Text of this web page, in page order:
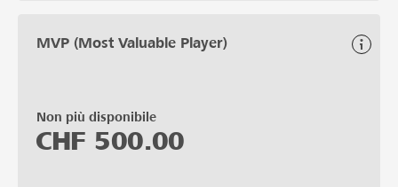
MVP (Most Valuable Player)
Non più disponibile
CHF 500.00